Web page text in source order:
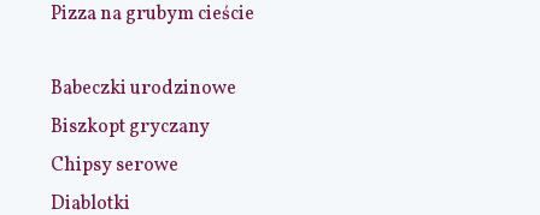
Pizza na grubym cieście
Babeczki urodzinowe
Biszkopt gryczany
Chipsy serowe
Diablotki